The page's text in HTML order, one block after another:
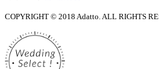
COPYRIGHT © 2018 Adatto. ALL RIGHTS